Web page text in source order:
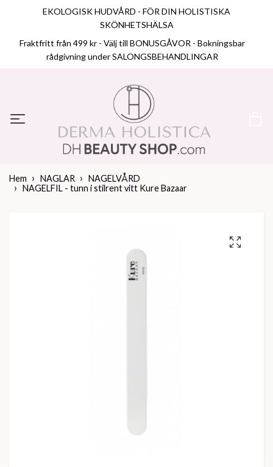
EKOLOGISK HUDVÅRD - FÖR DIN HOLISTISKA
SKÖNHETSHÄLSA
Fraktfritt från 499 kr - Välj till BONUSGÅVOR - Bokningsbar
rådgivning under SALONGSBEHANDLINGAR
Hem NAGLAR
NAGELVÅRD
NAGELFIL - tunn i stilrent vitt Kure Bazaar